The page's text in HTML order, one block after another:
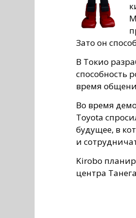
Зато он
В Токио
способность
время
Во время
Toyota
будущее, в
и
Kirobo
центра